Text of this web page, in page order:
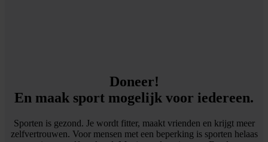
Doneer!
En maak sport mogelijk voor iedereen.
Sporten is gezond. Je wordt fitter, maakt vrienden en krijgt meer
zelfvertrouwen. Voor mensen met een beperking is sporten helaas